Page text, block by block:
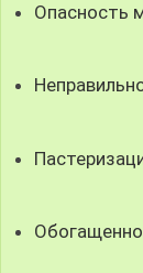
Опасность